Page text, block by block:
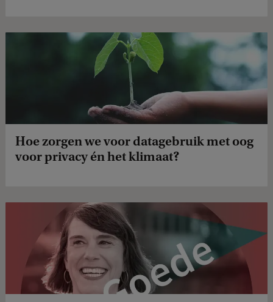
Hoe zorgen we voor datagebruik met oog
voor privacy én het klimaat?